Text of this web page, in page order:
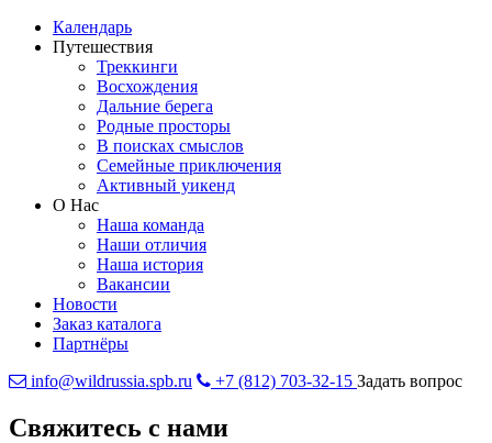
Календарь
Путешествия
Треккинги
Восхождения
Дальние берега
Родные просторы
В поисках смыслов
Семейные приключения
Активный уикенд
О Нас
Наша команда
Наши отличия
Наша история
Вакансии
Новости
Заказ каталога
Партнёры
info@wildrussia.spb.ru
+7 (812) 703-32-15 Задать вопрос
Свяжитесь с нами